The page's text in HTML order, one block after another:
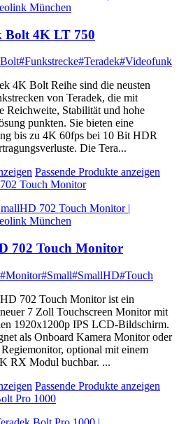
Bolt 4K LT 750
#Funkstrecke#Teradek#Videofunk
4K Bolt Reihe sind die neusten
von Teradek, die mit
Reichweite, Stabilität und hohe
punkten. Sie bieten eine
bis zu 4K 60fps bei 10 Bit HDR
Die Tera...
Passende Produkte anzeigen
Touch Monitor
702 Touch Monitor
#Monitor#Small#SmallHD#Touch
702 Touch Monitor ist ein
7 Zoll Touchscreen Monitor mit
1920x1200p IPS LCD-Bildschirm.
als Onboard Kamera Monitor oder
optional mit einem
RX Modul buchbar. ...
Passende Produkte anzeigen
Pro 1000